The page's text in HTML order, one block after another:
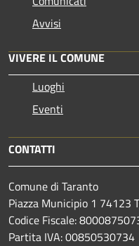
Avvisi
VIVERE IL COMUNE
Luoghi
Eventi
CONTATTI
Comune di Taranto
Piazza Municipio 1 74123
Codice Fiscale:
Partita IVA: 00850530734